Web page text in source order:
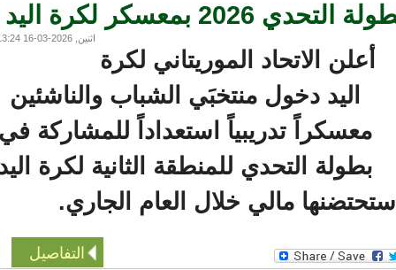
بمعسكر لكرة اليد
اثنين, 2026-03-16 13:24
أعلن الاتحاد الموريتاني لكرة
اليد دخول منتخبَي الشباب والناشئين
معسكراً تدريبياً استعداداً للمشاركة في
بطولة التحدي للمنطقة الثانية لكرة اليد
التفاصيل